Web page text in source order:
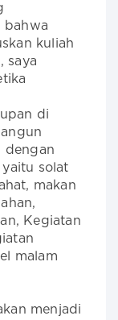
bahwa
kuliah
saya
di
dengan
solat
makan
Kegiatan
malam
menjadi